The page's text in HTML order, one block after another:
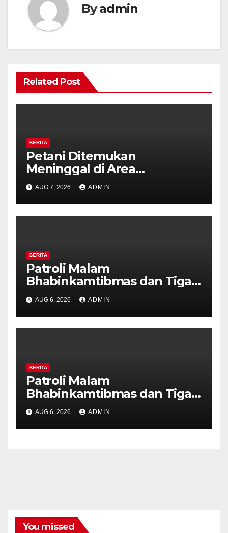
Byadmin
Related Post
BERITA
Petani Ditemukan
Meninggal di Area
Persawahan Kalibeji, Polisi
Pastikan Tidak Ada Tanda
Kekerasan
AUG 7, 2026 ADMIN
BERITA
Patroli Malam
Bhabinkamtibmas dan Tiga
Pilar Kelurahan Ungaran
Perkuat Kamtibmas, Warga
Diajak Aktifkan Ronda
AUG 6, 2026 ADMIN
BERITA
Patroli Malam
Bhabinkamtibmas dan Tiga
Pilar Kelurahan Ungaran
Perkuat Kamtibmas, Warga
Diajak Aktifkan Ronda
AUG 6, 2026 ADMIN
You missed